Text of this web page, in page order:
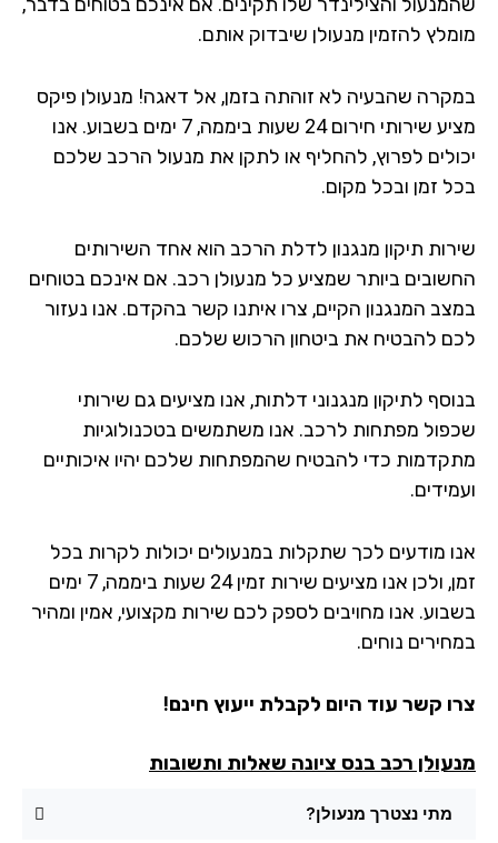
להזמין מנעולן שיבדוק אותם.
שהבעיה לא זוהתה בזמן, אל דאגה! מנעולן פיקס
מציע שירותי חירום 24 שעות ביממה, 7 ימים בשבוע. אנו
לפרוץ, להחליף או לתקן את מנעול הרכב שלכם
זמן ובכל מקום.
תיקון מנגנון לדלת הרכב הוא אחד השירותים
ביותר שמציע כל מנעולן רכב. אם אינכם בטוחים
המנגנון הקיים, צרו איתנו קשר בהקדם. אנו נעזור
להבטיח את ביטחון הרכוש שלכם.
לתיקון מנגנוני דלתות, אנו מציעים גם שירותי
מפתחות לרכב. אנו משתמשים בטכנולוגיות
כדי להבטיח שהמפתחות שלכם יהיו איכותיים
מודעים לכך שתקלות במנעולים יכולות לקרות בכל
זמן, ולכן אנו מציעים שירות זמין 24 שעות ביממה, 7 ימים
אנו מחויבים לספק לכם שירות מקצועי, אמין ומהיר
נוחים.
קשר עוד היום לקבלת ייעוץ חינם!
רכב בנס ציונה שאלות ותשובות
מתי נצטרך מנעולן?